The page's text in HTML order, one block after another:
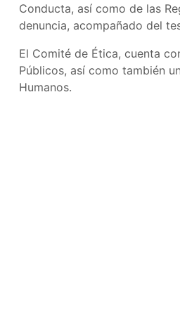
Conducta, así como de las
denuncia, acompañado del
El Comité de Ética, cuenta
Públicos, así como también
Humanos.